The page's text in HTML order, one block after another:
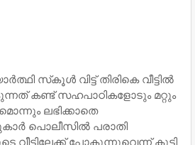
സ്‌കൂൾ വിട്ട് തിരികെ വീട്ടിൽ
കണ്ട് സഹപാഠികളോടും മറ്റും
ലഭിക്കാതെ
പൊലീസിൽ പരാതി
പോകുന്നുവെന്ന് കുട്ടി